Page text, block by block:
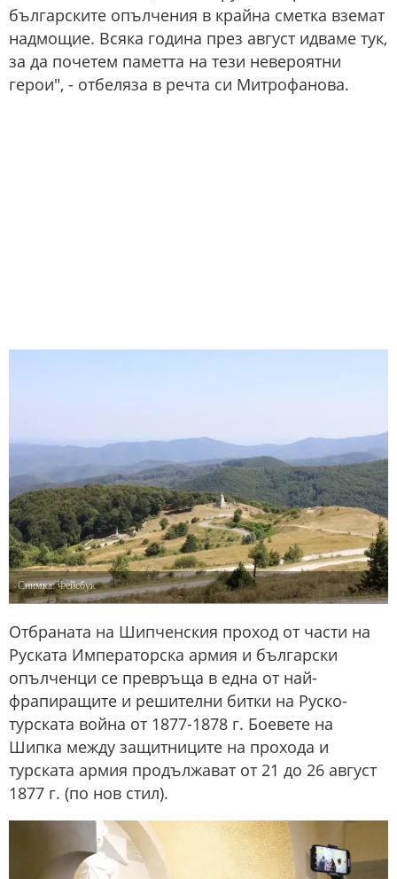
българските опълчения в крайна сметка вземат
надмощие. Всяка година през август идваме тук,
за да почетем паметта на тези невероятни
герои", - отбеляза в речта си Митрофанова.
Снимка: Фейсбук
Отбраната на Шипченския проход от части на
Руската Императорска армия и български
опълченци се превръща в една от най-
фрапиращите и решителни битки на Руско-
турската война от 1877-1878 г. Боевете на
Шипка между защитниците на прохода и
турската армия продължават от 21 до 26 август
1877 г. (по нов стил).